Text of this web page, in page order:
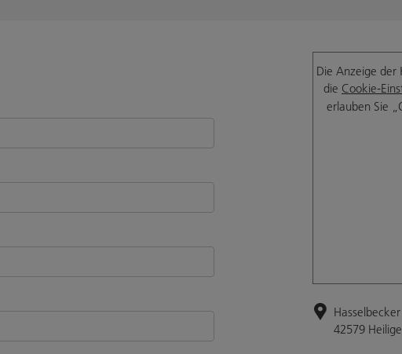
Die Anzeige
die Cookie-
erlauben Sie
42579